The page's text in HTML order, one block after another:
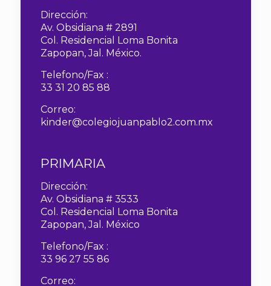
Dirección:
Av. Obsidiana # 2891
Col. Residencial Loma Bonita
Zapopan, Jal. México.
Telefono/Fax :
33 31 20 85 88
Correo:
kinder@colegiojuanpablo2.com.mx
PRIMARIA
Dirección:
Av. Obsidiana # 3533
Col. Residencial Loma Bonita
Zapopan, Jal. México
Telefono/Fax :
33 96 27 55 86
Correo: